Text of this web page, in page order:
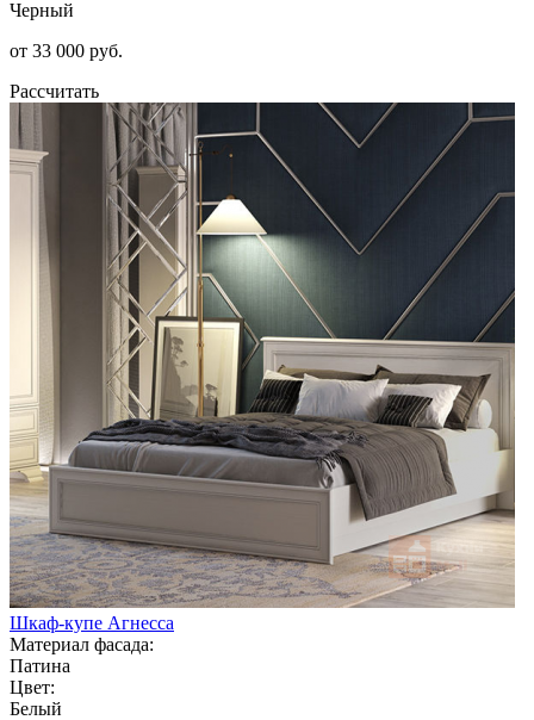
Черный
от 33 000 руб.
Рассчитать
Шкаф-купе Агнесса
Материал фасада:
Патина
Цвет:
Белый